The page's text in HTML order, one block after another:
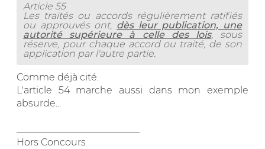
Article 55
Les traités ou accords régulièrement ratifiés
ou approuvés ont, dès leur publication, une
autorité supérieure à celle des lois, sous
réserve, pour chaque accord ou traité, de son
application par l'autre partie.
Comme déjà cité.
L'article 54 marche aussi dans mon exemple
absurde...
Hors Concours